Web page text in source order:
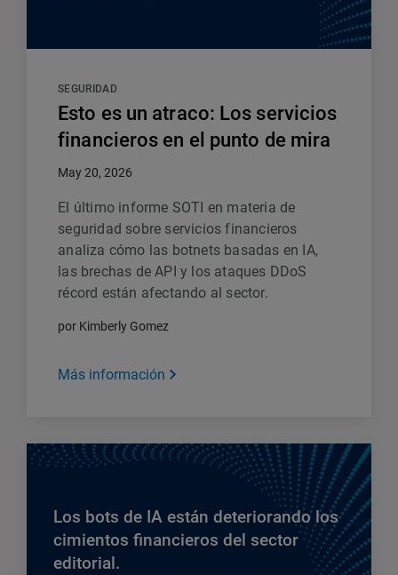
SEGURIDAD
Esto es un atraco: Los servicios
financieros en el punto de mira
May 20, 2026
El último informe SOTI en materia de
seguridad sobre servicios financieros
analiza cómo las botnets basadas en IA,
las brechas de API y los ataques DDoS
récord están afectando al sector.
por Kimberly Gomez
Más información
Los bots de IA están deteriorando los
cimientos financieros del sector
editorial.